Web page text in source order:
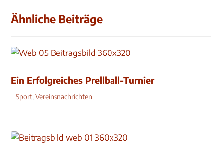
Ähnliche Beiträge
Ein Erfolgreiches Prellball-Turnier
Sport,Vereinsnachrichten